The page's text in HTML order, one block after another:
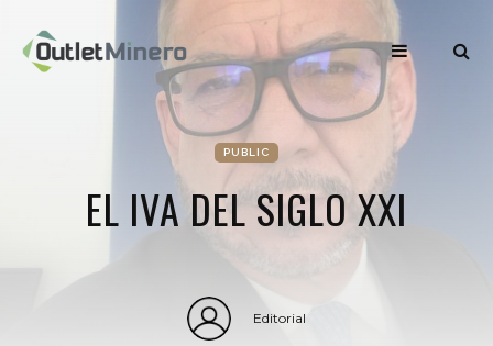
PUBLIC
EL IVA DEL SIGLO XXI
Editorial